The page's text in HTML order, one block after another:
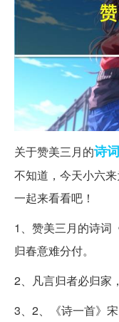
关于赞美三月的诗词
不知道，今天小六
一起来看看吧！
1、赞美三月的诗词
归春意难分付。
2、凡言归者必归家
3、2、《诗一首》